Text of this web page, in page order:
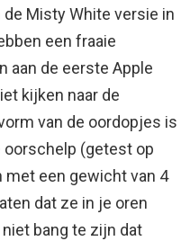
Misty White versie in
een fraaie
aan de eerste Apple
kijken naar de
van de oordopjes is
oorschelp (getest op
met een gewicht van 4
dat ze in je oren
bang te zijn dat